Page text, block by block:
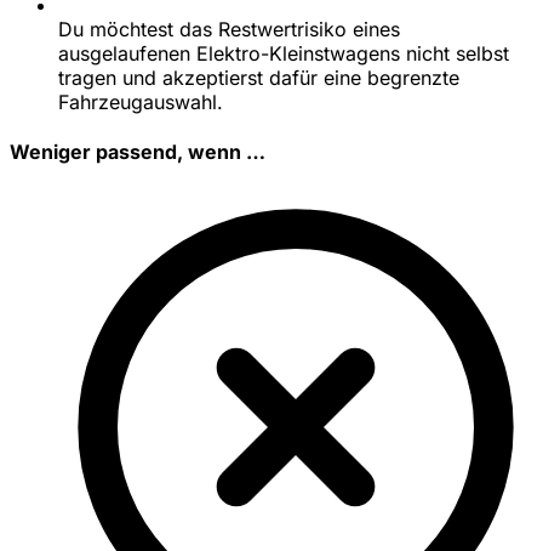
Du möchtest das Restwertrisiko eines
ausgelaufenen Elektro-Kleinstwagens nicht selbst
tragen und akzeptierst dafür eine begrenzte
Fahrzeugauswahl.
Weniger passend, wenn …